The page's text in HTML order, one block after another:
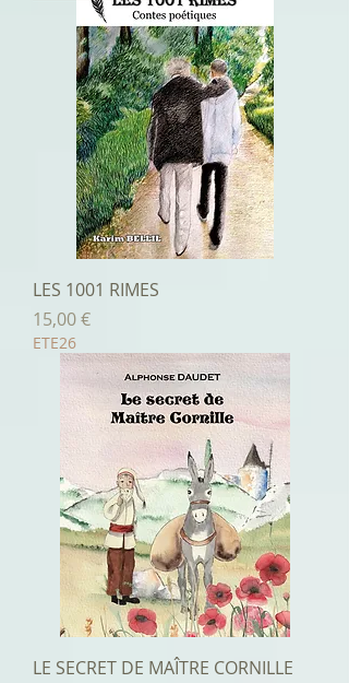
LES 1001 RIMES
Prix
15,00 €
ETE26
LE SECRET DE MAÎTRE CORNILLE